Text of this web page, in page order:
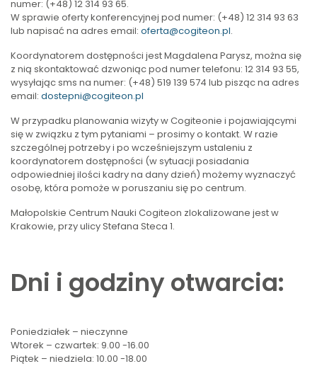
numer: (+48) 12 314 93 65.
W sprawie oferty konferencyjnej pod numer: (+48) 12 314 93 63
lub napisać na adres email: oferta@cogiteon.pl.
Koordynatorem dostępności jest Magdalena Parysz, można się
z nią skontaktować dzwoniąc pod numer telefonu: 12 314 93 55,
wysyłając sms na numer: (+48) 519 139 574 lub pisząc na adres
email: dostepni@cogiteon.pl
W przypadku planowania wizyty w Cogiteonie i pojawiającymi
się w związku z tym pytaniami – prosimy o kontakt. W razie
szczególnej potrzeby i po wcześniejszym ustaleniu z
koordynatorem dostępności (w sytuacji posiadania
odpowiedniej ilości kadry na dany dzień) możemy wyznaczyć
osobę, która pomoże w poruszaniu się po centrum.
Małopolskie Centrum Nauki Cogiteon zlokalizowane jest w
Krakowie, przy ulicy Stefana Steca 1.
Dni i godziny otwarcia:
Poniedziałek – nieczynne
Wtorek – czwartek: 9.00 -16.00
Piątek – niedziela: 10.00 -18.00